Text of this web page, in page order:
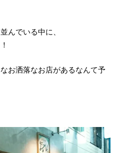
んでいる中に、
お洒落なお店があるなんて予